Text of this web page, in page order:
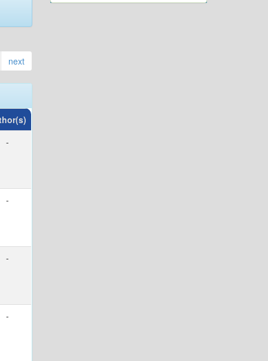
next
-
-
-
-